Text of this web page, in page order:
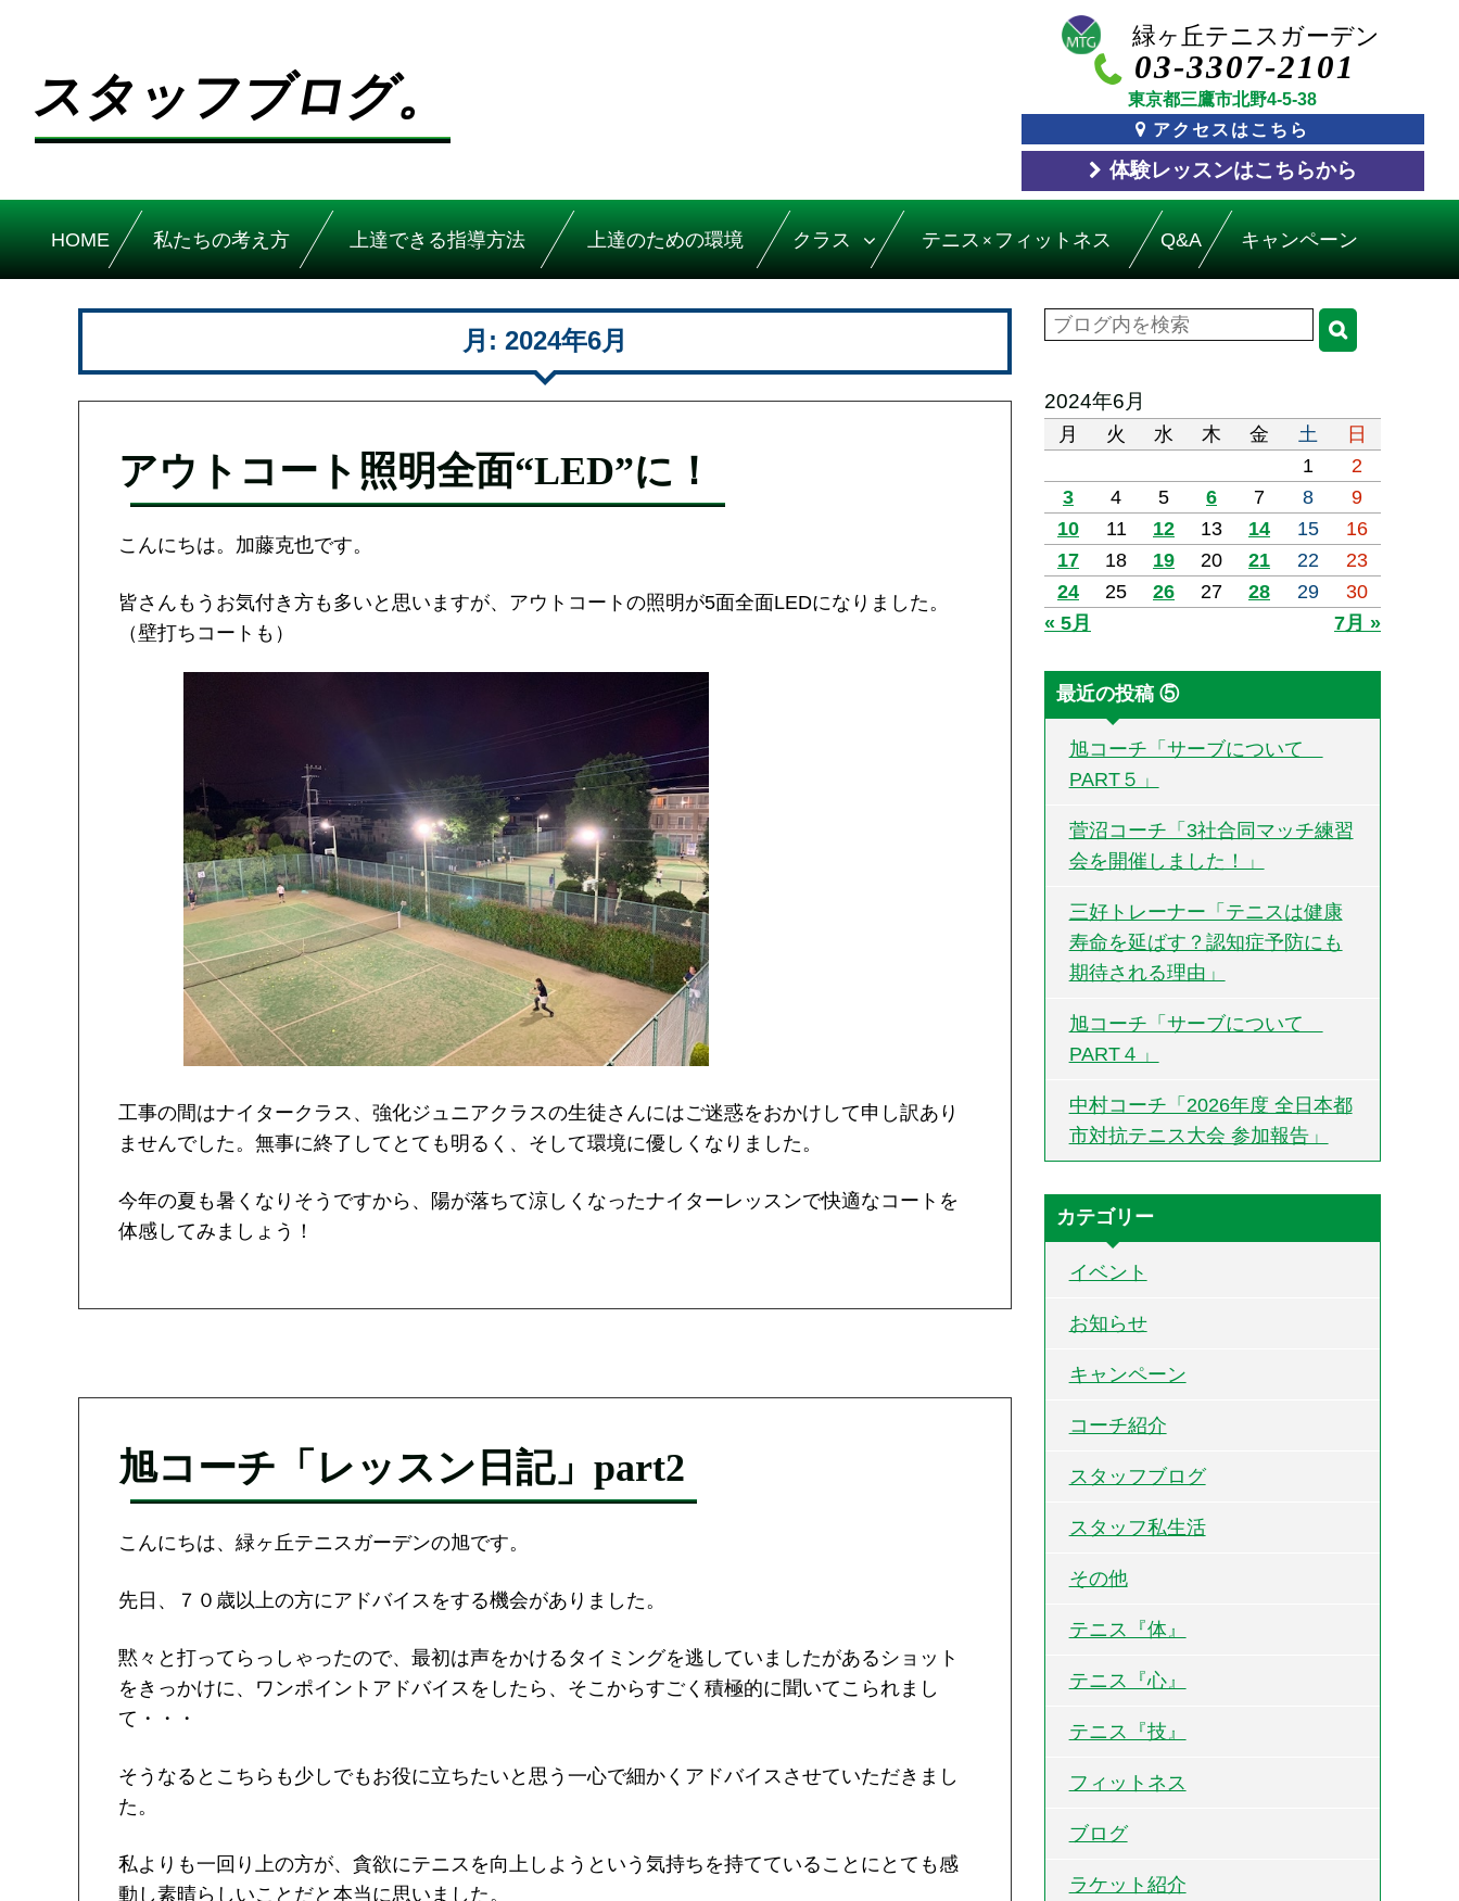
スタッフブログ。
03-3307-2101
東京都三鷹市北野4-5-38
アクセスはこちら
体験レッスンはこちらから
HOME 私たちの考え方 上達できる指導方法 上達のための環境 クラス テニス × フィットネス Q&A キャンペーン
月: 2024年6月
アウトコート照明全面“LED”に！
こんにちは。加藤克也です。
皆さんもうお気付き方も多いと思いますが、アウトコートの照明が5面全面LEDになりました。
（壁打ちコートも）
工事の間はナイタークラス、強化ジュニアクラスの生徒さんにはご迷惑をおかけして申し訳あり
ませんでした。無事に終了してとても明るく、そして環境に優しくなりました。
今年の夏も暑くなりそうですから、陽が落ちて涼しくなったナイターレッスンで快適なコートを
体感してみましょう！
旭コーチ「レッスン日記」part2
こんにちは、緑ヶ丘テニスガーデンの旭です。
先日、７０歳以上の方にアドバイスをする機会がありました。
黙々と打ってらっしゃったので、最初は声をかけるタイミングを逃していましたがあるショット
をきっかけに、ワンポイントアドバイスをしたら、そこからすごく積極的に聞いてこられまし
て・・・
そうなるとこちらも少しでもお役に立ちたいと思う一心で細かくアドバイスさせていただきまし
た。
私よりも一回り上の方が、貪欲にテニスを向上しようという気持ちを持てていることにとても感
動し素晴らしいことだと本当に思いました。
2024年6月
月 火 水 木 金 土
日
1
2
3
4 5 6 7 8
9
10
11 12 13 14 15
16
17
18 19 20 21 22
23
24
25 26 27 28 29
30
« 5月
7月 »
最近の投稿 ⑤
旭コーチ「サーブについて
PART５」
菅沼コーチ「3社合同マッチ練習
会を開催しました！」
三好トレーナー「テニスは健康
寿命を延ばす？認知症予防にも
期待される理由」
旭コーチ「サーブについて
PART４」
中村コーチ「2026年度 全日本都
市対抗テニス大会 参加報告」
カテゴリー
イベント
お知らせ
キャンペーン
コーチ紹介
スタッフブログ
スタッフ私生活
その他
テニス『体』
テニス『心』
テニス『技』
フィットネス
ブログ
ラケット紹介